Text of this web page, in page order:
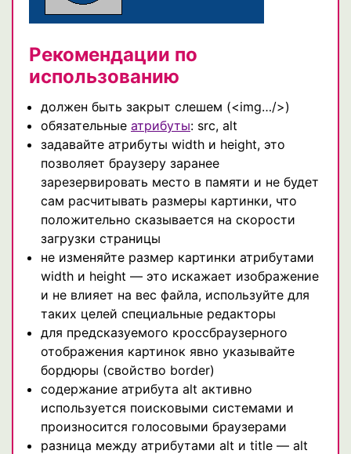
Рекомендации по
использованию
должен быть закрыт слешем (<img…/>)
обязательные атрибуты: src, alt
задавайте атрибуты width и height, это
позволяет браузеру заранее
зарезервировать место в памяти и не будет
сам расчитывать размеры картинки, что
положительно сказывается на скорости
загрузки страницы
не изменяйте размер картинки атрибутами
width и height — это искажает изображение
и не влияет на вес файла, используйте для
таких целей специальные редакторы
для предсказуемого кроссбраузерного
отображения картинок явно указывайте
бордюры (свойство border)
содержание атрибута alt активно
используется поисковыми системами и
произносится голосовыми браузерами
разница между атрибутами alt и title — alt